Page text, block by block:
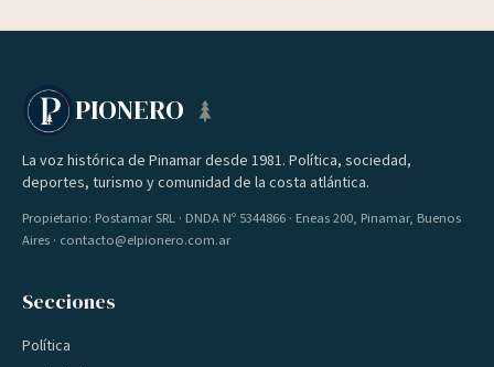
PIONERO
La voz histórica de Pinamar desde 1981. Política, sociedad,
deportes, turismo y comunidad de la costa atlántica.
Propietario: Postamar SRL · DNDA Nº 5344866 · Eneas 200, Pinamar, Buenos
Aires · contacto@elpionero.com.ar
Secciones
Política